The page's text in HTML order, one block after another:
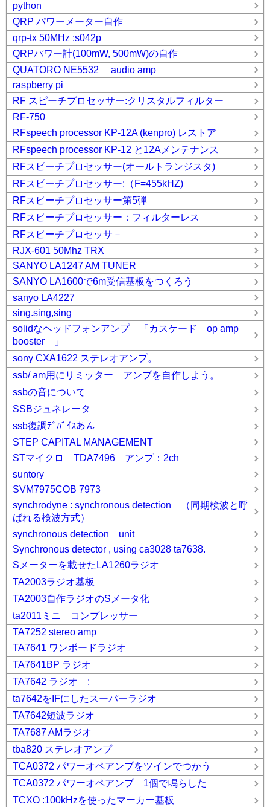
python
QRP パワーメーター自作
qrp-tx 50MHz :s042p
QRPパワー計(100mW, 500mW)の自作
QUATORO NE5532 audio amp
raspberry pi
RF スピーチプロセッサー:クリスタルフィルター
RF-750
RFspeech processor KP-12A (kenpro) レストア
RFspeech processor KP-12 と12Aメンテナンス
RFスピーチプロセッサー(オールトランジスタ)
RFスピーチプロセッサー:（F=455kHZ)
RFスピーチプロセッサー第5弾
RFスピーチプロセッサー：フィルターレス
RFスピーチプロセッサ－
RJX-601 50Mhz TRX
SANYO LA1247 AM TUNER
SANYO LA1600で6m受信基板をつくろう
sanyo LA4227
sing.sing,sing
solidなヘッドフォンアンプ 「カスケード op amp
booster 」
sony CXA1622 ステレオアンプ。
ssb/ am用にリミッター アンプを自作しよう。
ssbの音について
SSBジュネレータ
ssb復調ﾃﾞﾊﾞｲｽあん
STEP CAPITAL MANAGEMENT
STマイクロ TDA7496 アンプ：2ch
suntory
SVM7975COB 7973
synchrodyne : synchronous detection （同期検波と呼
ばれる検波方式）
synchronous detection unit
Synchronous detector , using ca3028 ta7638.
Sメーターを載せたLA1260ラジオ
TA2003ラジオ基板
TA2003自作ラジオのSメータ化
ta2011ミニ コンプレッサー
TA7252 stereo amp
TA7641 ワンボードラジオ
TA7641BP ラジオ
TA7642 ラジオ :
ta7642をIFにしたスーパーラジオ
TA7642短波ラジオ
TA7687 AMラジオ
tba820 ステレオアンプ
TCA0372 パワーオペアンプをツインでつかう
TCA0372 パワーオペアンプ 1個で鳴らした
TCXO :100kHzを使ったマーカー基板